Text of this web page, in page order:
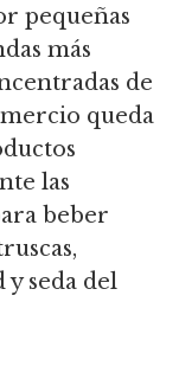
pequeñas
más
de
queda
las
beber
y seda del